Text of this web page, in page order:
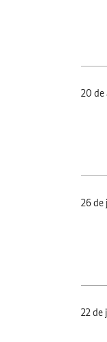
20 de
26 de
22 de